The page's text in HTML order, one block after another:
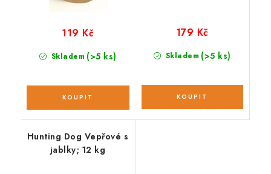
Skladem (>5 ks)
119 Kč
Skladem (>5 ks)
179 Kč
Hunting Dog Vepřové s
jablky; 12 kg